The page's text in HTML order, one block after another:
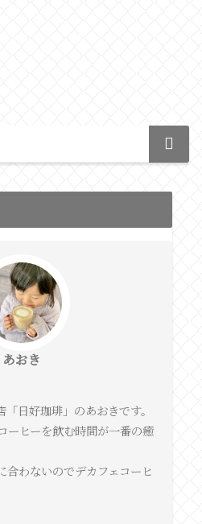
あおき
日好珈琲」のあおきです。
ーヒーを飲む時間が一番の癒
合わないのでデカフェコーヒ